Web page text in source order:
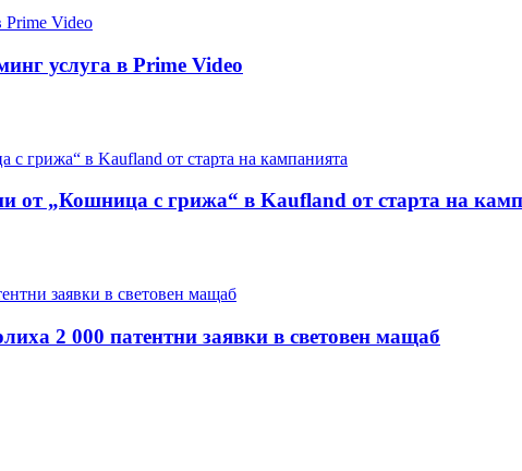
услуга в Prime Video
от „Кошница с грижа“ в Kaufland от старта на
2 000 патентни заявки в световен мащаб